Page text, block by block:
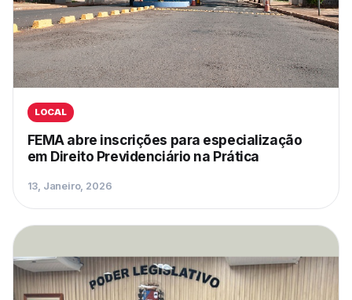
LOCAL
FEMA abre inscrições para especialização
em Direito Previdenciário na Prática
13, Janeiro, 2026